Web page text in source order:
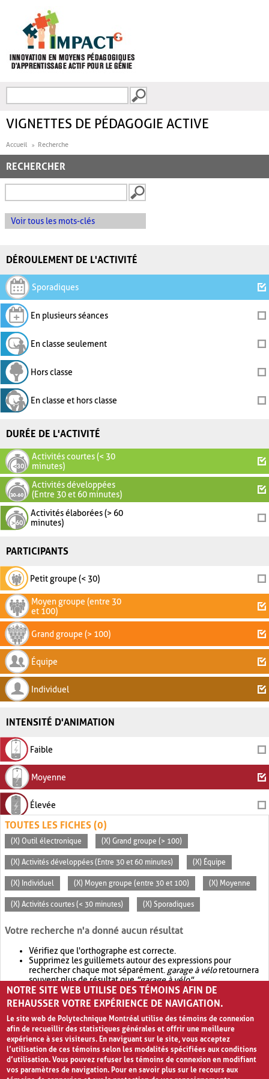
FORMULAIRE DE
VIGNETTES DE PÉDAGOGIE ACTIVE
Accueil Recherche
RECHERCHER
Voir tous les mots-clés
DÉROULEMENT DE L'ACTIVITÉ
Sporadiques
En plusieurs séances
En classe seulement
Hors classe
En classe et hors classe
DURÉE DE L'ACTIVITÉ
Activités courtes (< 30
minutes)
Activités développées
(Entre 30 et 60 minutes)
Activités élaborées (> 60
minutes)
PARTICIPANTS
Petit groupe (< 30)
Moyen groupe (entre 30
et 100)
Grand groupe (> 100)
Équipe
Individuel
INTENSITÉ D'ANIMATION
Faible
Moyenne
Élevée
TOUTES LES FICHES (0)
(X) Outil électronique (X) Grand groupe (> 100)
(X) Activités développées (Entre 30 et 60 minutes) (X) Équipe
(X) Individuel (X) Moyen groupe (entre 30 et 100) (X) Moyenne
(X) Activités courtes (< 30 minutes) (X) Sporadiques
Votre recherche n'a donné aucun résultat
Vérifiez que l'orthographe est correcte.
Supprimez les guillemets autour des expressions pour
rechercher chaque mot séparément. garage à véloretournera
souvent plus de résultat que"garage à vélo".
Envisagez d'élargir votre recherche avec OR.garage OR vélo
retournera souvent plus de résultat quegarage à vélo
NOTRE SITE WEB UTILISE DES TÉMOINS AFIN DE
REHAUSSER VOTRE EXPÉRIENCE DE NAVIGATION.
Le site web de Polytechnique Montréal utilise des témoins de connexion
afin de recueillir des statistiques générales et offrir une meilleure
expérience à ses visiteurs. En naviguant sur le site, vous acceptez
l’utilisation de ces témoins selon les modalités spécifiées aux conditions
d’utilisation. Vous pouvez refuser les témoins de connexion en modifiant
vos paramètres de navigation. Pour en savoir plus sur le recours aux